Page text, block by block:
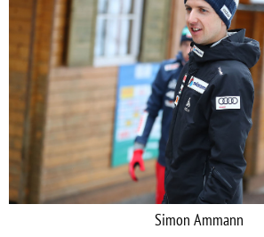
Simon Ammann